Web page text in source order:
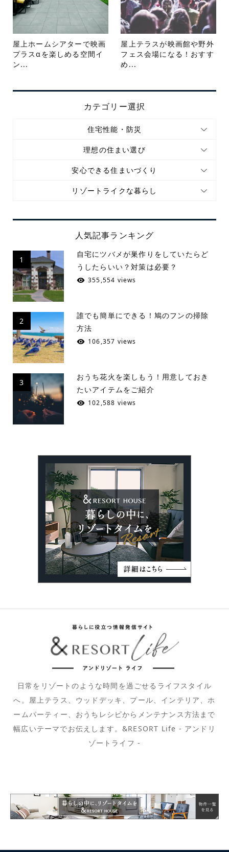
屋上ホームシアターで映画
プラスαを楽しめる空間イ
ン...
屋上テラスが映画館や野外
フェス会場になる！おすす
め...
カテゴリー選択
住宅性能・防災
理想の住まい選び
安心できる住まいづくり
リゾートライクな暮らし
人気記事ランキング
1
自宅にツバメが巣作りをしていたらど
うしたらいい？対策は必要？
355,554 views
2
誰でも簡単にできる！鳩のフンの掃除
方法
106,357 views
3
おうち花火を楽しもう！用意しておき
たいアイテムをご紹介
102,588 views
日常をリゾートのような時間を過ごせるライフスタイル
へ。屋上テラス、ウッドデッキ、プール、インテリア、ホ
ームパーティー、おうちレシピからメンテナンス方法まで
幅広いテーマでお伝えします。&RESORT Life - アンドリ
ゾートライフ -